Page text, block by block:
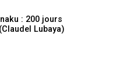
: 200 jours
Lubaya)